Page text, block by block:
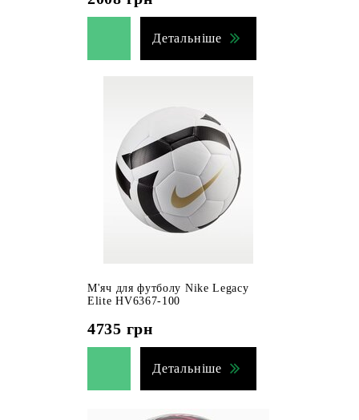
Детальніше
М'яч для футболу Nike Legacy
Elite HV6367-100
4735 грн
Детальніше